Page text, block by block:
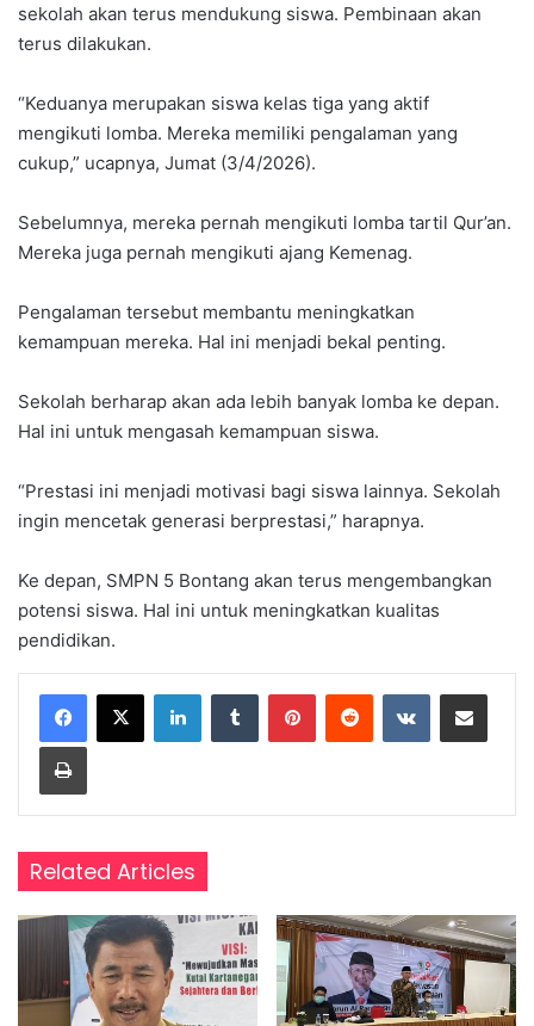
sekolah akan terus mendukung siswa. Pembinaan akan
terus dilakukan.
“Keduanya merupakan siswa kelas tiga yang aktif
mengikuti lomba. Mereka memiliki pengalaman yang
cukup,” ucapnya, Jumat (3/4/2026).
Sebelumnya, mereka pernah mengikuti lomba tartil Qur’an.
Mereka juga pernah mengikuti ajang Kemenag.
Pengalaman tersebut membantu meningkatkan
kemampuan mereka. Hal ini menjadi bekal penting.
Sekolah berharap akan ada lebih banyak lomba ke depan.
Hal ini untuk mengasah kemampuan siswa.
“Prestasi ini menjadi motivasi bagi siswa lainnya. Sekolah
ingin mencetak generasi berprestasi,” harapnya.
Ke depan, SMPN 5 Bontang akan terus mengembangkan
potensi siswa. Hal ini untuk meningkatkan kualitas
pendidikan.
Related Articles